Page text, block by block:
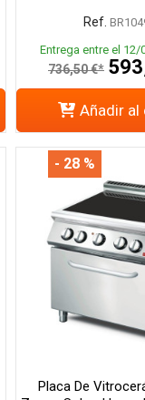
Ref.
Entrega entre el 12/
736,50 €*
Añadir al
Placa De
- 28 %